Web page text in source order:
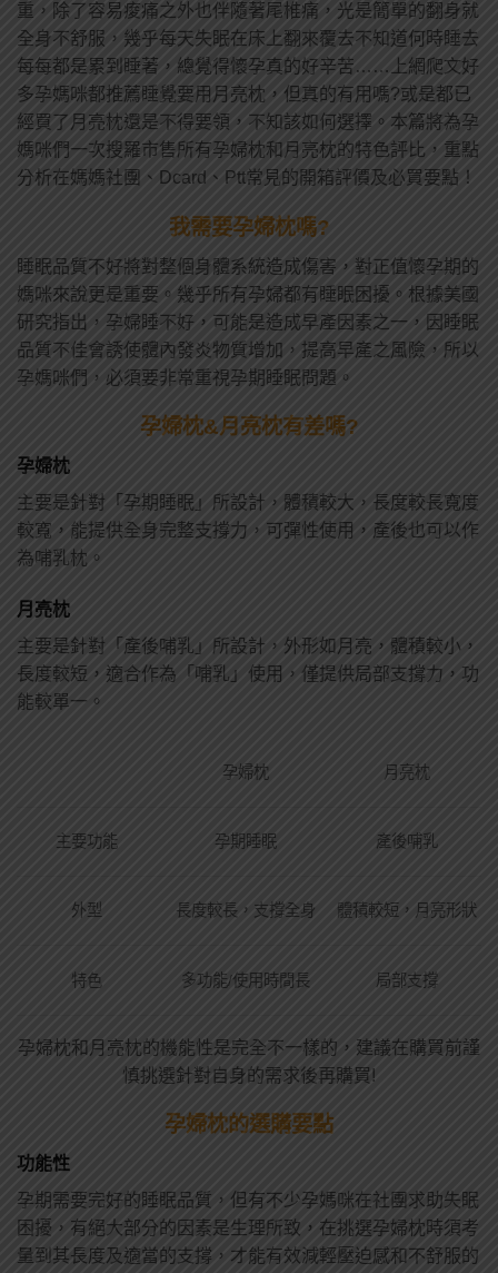
重，除了容易痠痛之外也伴隨著尾椎痛，光是簡單的翻身就
全身不舒服，幾乎每天失眠在床上翻來覆去不知道何時睡去
每每都是累到睡著，總覺得懷孕真的好辛苦……上網爬文好
多孕媽咪都推薦睡覺要用月亮枕，但真的有用嗎?或是都已
經買了月亮枕還是不得要領，不知該如何選擇。本篇將為孕
媽咪們一次搜羅市售所有孕婦枕和月亮枕的特色評比，重點
分析在媽媽社團、Dcard、Ptt常見的開箱評價及必買要點！
我需要孕婦枕嗎?
睡眠品質不好將對整個身體系統造成傷害，對正值懷孕期的
媽咪來說更是重要。幾乎所有孕婦都有睡眠困擾。根據美國
研究指出，孕婦睡不好，可能是造成早產因素之一，因睡眠
品質不佳會誘使體內發炎物質增加，提高早產之風險，所以
孕媽咪們，必須要非常重視孕期睡眠問題。
孕婦枕&月亮枕有差嗎?
孕婦枕
主要是針對「孕期睡眠」所設計，體積較大，長度較長寬度
較寬，能提供全身完整支撐力，可彈性使用，產後也可以作
為哺乳枕。
月亮枕
主要是針對「產後哺乳」所設計，外形如月亮，體積較小，
長度較短，適合作為「哺乳」使用，僅提供局部支撐力，功
能較單一。
孕婦枕 月亮枕
主要功能 孕期睡眠 產後哺乳
外型 長度較長，支撐全身 體積較短，月亮形狀
特色 多功能/使用時間長 局部支撐
孕婦枕和月亮枕的機能性是完全不一樣的，建議在購買前謹
慎挑選針對自身的需求後再購買!
孕婦枕的選購要點
功能性
孕期需要完好的睡眠品質，但有不少孕媽咪在社團求助失眠
困擾，有絕大部分的因素是生理所致，在挑選孕婦枕時須考
量到其長度及適當的支撐，才能有效減輕壓迫感和不舒服的